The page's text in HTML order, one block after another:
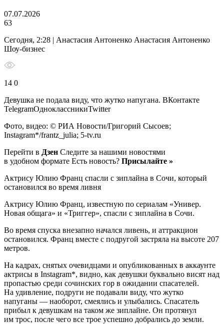
07.07.2026
63
Сегодня, 2:28 | Анастасия Антоненко Анастасия Антоненко
Шоу-бизнес
14 0
Девушка не подала виду, что жутко напугана. ВКонтакте
TelegramОдноклассникиTwitter
Фото, видео: © РИА Новости/Григорий Сысоев;
Instagram*/frantz_julia; 5-tv.ru
Перейти в Дзен Следите за нашими новостями
в удобном формате Есть новость? Присылайте »
Актрису Юлию Франц спасли с зиплайна в Сочи, который
остановился во время ливня
Актрису Юлию Франц, известную по сериалам «Универ.
Новая общага» и «Триггер», спасли с зиплайна в Сочи.
Во время спуска внезапно начался ливень, и аттракцион
остановился. Франц вместе с подругой застряла на высоте 207
метров.
На кадрах, снятых очевидцами и опубликованных в аккаунте
актрисы в Instagram*, видно, как девушки буквально висят над
пропастью среди сочинских гор в ожидании спасателей.
На удивление, подруги не подавали виду, что жутко
напуганы — наоборот, смеялись и улыбались. Спасатель
прибыл к девушкам на таком же зиплайне. Он протянул
им трос, после чего все трое успешно добрались до земли.